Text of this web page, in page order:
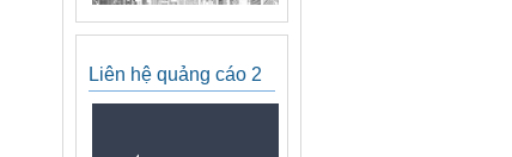
Liên hệ quảng cáo 2